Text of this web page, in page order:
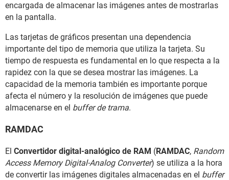
encargada de almacenar las imágenes antes de mostrarlas
en la pantalla.
Las tarjetas de gráficos presentan una dependencia
importante del tipo de memoria que utiliza la tarjeta. Su
tiempo de respuesta es fundamental en lo que respecta a la
rapidez con la que se desea mostrar las imágenes. La
capacidad de la memoria también es importante porque
afecta el número y la resolución de imágenes que puede
almacenarse en el buffer de trama.
RAMDAC
El Convertidor digital-analógico de RAM (RAMDAC, Random
Access Memory Digital-Analog Converter) se utiliza a la hora
de convertir las imágenes digitales almacenadas en el buffer